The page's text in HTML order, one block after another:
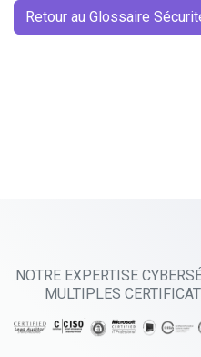
Retour au Glossaire
NOTRE EXPERTISE
MULTIPLES